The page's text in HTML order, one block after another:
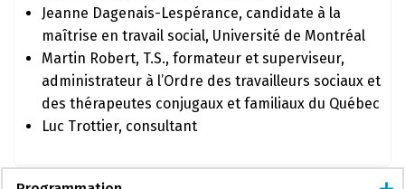
Jeanne Dagenais-Lespérance, candidate à la
maîtrise en travail social, Université de Montréal
Martin Robert, T.S., formateur et superviseur,
administrateur à l’Ordre des travailleurs sociaux et
des thérapeutes conjugaux et familiaux du Québec
Luc Trottier, consultant